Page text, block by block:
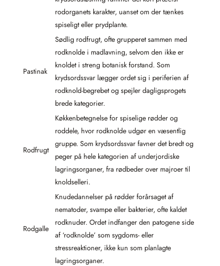
rodorganets karakter, uanset om der tænkes
spiseligt eller prydplante.
Pastinak
Sødlig rodfrugt, ofte grupperet sammen med
rodknolde i madlavning, selvom den ikke er
knoldet i streng botanisk forstand. Som
krydsordssvar lægger ordet sig i periferien af
rodknold-begrebet og spejler dagligsprogets
brede kategorier.
Rodfrugt
Køkkenbetegnelse for spiselige rødder og
roddele, hvor rodknolde udgør en væsentlig
gruppe. Som krydsordssvar favner det bredt og
peger på hele kategorien af underjordiske
lagringsorganer, fra rødbeder over majroer til
knoldselleri.
Rodgalle
Knudedannelser på rødder forårsaget af
nematoder, svampe eller bakterier, ofte kaldet
rodknuder. Ordet indfanger den patogene side
af ‘rodknolde’ som sygdoms- eller
stressreaktioner, ikke kun som planlagte
lagringsorganer.